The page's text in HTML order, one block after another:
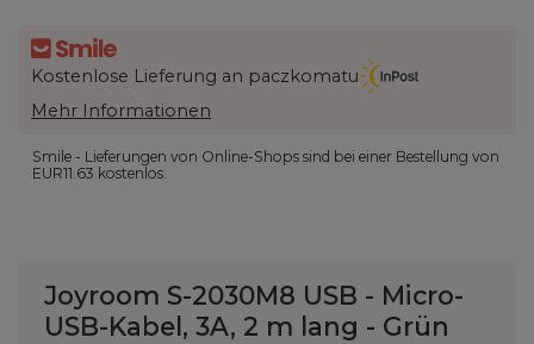
Kostenlose Lieferung an paczkomatu
Mehr Informationen
Smile - Lieferungen von Online-Shops sind bei einer Bestellung von
EUR11.63 kostenlos.
Joyroom S-2030M8 USB - Micro-
USB-Kabel, 3A, 2 m lang - Grün